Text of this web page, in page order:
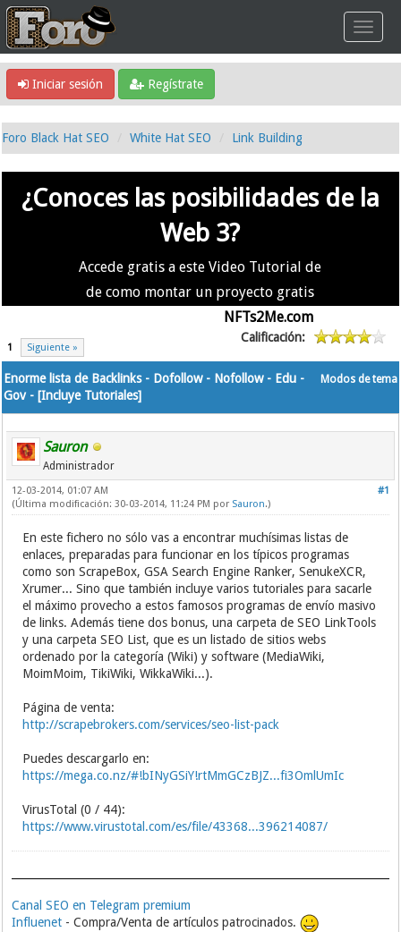
Iniciar sesión Regístrate
Foro Black Hat SEO White Hat SEO Link Building
¿Conoces las posibilidades de la
Web 3?
Accede gratis a este Video Tutorial de
de como montar un proyecto gratis
NFTs2Me.com
1 Siguiente »
Calificación:
Modos de tema
Enorme lista de Backlinks - Dofollow - Nofollow - Edu -
Gov - [Incluye Tutoriales]
Sauron
Administrador
#1
12-03-2014, 01:07 AM
(Última modificación: 30-03-2014, 11:24 PM por Sauron.)
En este fichero no sólo vas a encontrar muchísimas listas de
enlaces, preparadas para funcionar en los típicos programas
como son ScrapeBox, GSA Search Engine Ranker, SenukeXCR,
Xrumer... Sino que también incluye varios tutoriales para sacarle
el máximo provecho a estos famosos programas de envío masivo
de links. Además tiene dos bonus, una carpeta de SEO LinkTools
y una carpeta SEO List, que es un listado de sitios webs
ordenado por la categoría (Wiki) y software (MediaWiki,
MoimMoim, TikiWiki, WikkaWiki...).
Página de venta:
http://scrapebrokers.com/services/seo-list-pack
Puedes descargarlo en:
https://mega.co.nz/#!bINyGSiY!rtMmGCzBJZ...fi3OmlUmIc
VirusTotal (0 / 44):
https://www.virustotal.com/es/file/43368...396214087/
Canal SEO en Telegram premium
Influenet - Compra/Venta de artículos patrocinados.